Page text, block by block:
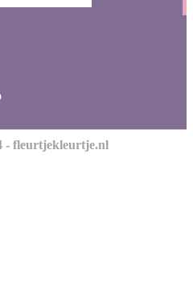
- fleurtjekleurtje.nl